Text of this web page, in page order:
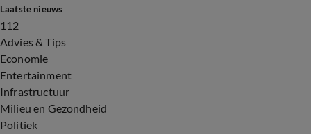
Laatste nieuws
112
Advies & Tips
Economie
Entertainment
Infrastructuur
Milieu en Gezondheid
Politiek